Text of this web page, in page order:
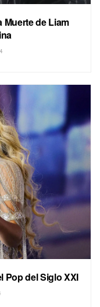
Muerte de Liam
Pop del Siglo XXI